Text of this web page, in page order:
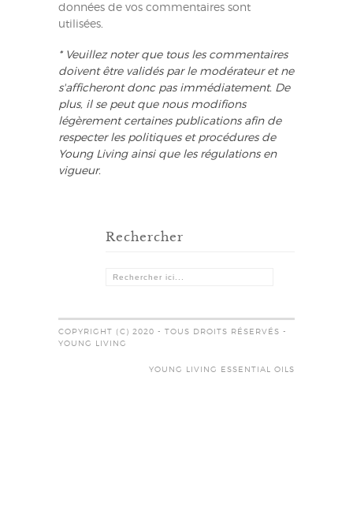
données de vos commentaires sont
utilisées.
* Veuillez noter que tous les commentaires
doivent être validés par le modérateur et ne
s'afficheront donc pas immédiatement. De
plus, il se peut que nous modifions
légèrement certaines publications afin de
respecter les politiques et procédures de
Young Living ainsi que les régulations en
vigueur.
Rechercher
COPYRIGHT (C) 2020 - TOUS DROITS RÉSERVÉS -
YOUNG LIVING
YOUNG LIVING ESSENTIAL OILS